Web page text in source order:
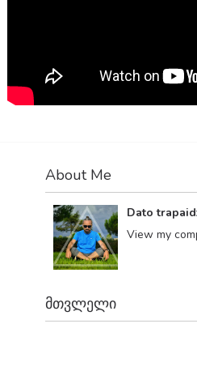
About Me
Dato
View my
მთვლელი